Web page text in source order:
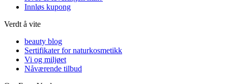
Innløs kupong
Verdt å vite
beauty blog
Sertifikater for naturkosmetikk
Vi og miljøet
Nåværende tilbud